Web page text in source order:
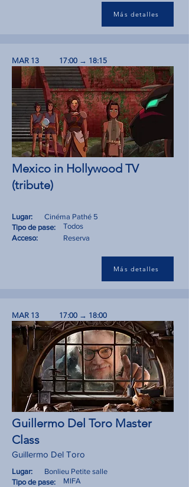
Más detalles
MAR 13 17:00 → 18:15
Mexico in Hollywood TV
(tribute)
Lugar:
Tipo de pase:
Cinéma Pathé 5
Todos
Acceso:
Reserva
Más detalles
MAR 13 17:00 → 18:00
Guillermo Del Toro Master
Class
Guillermo Del Toro
Lugar:
Tipo de pase:
Bonlieu Petite salle
MIFA